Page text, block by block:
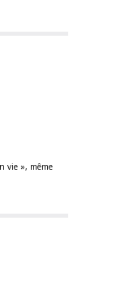
vie », même